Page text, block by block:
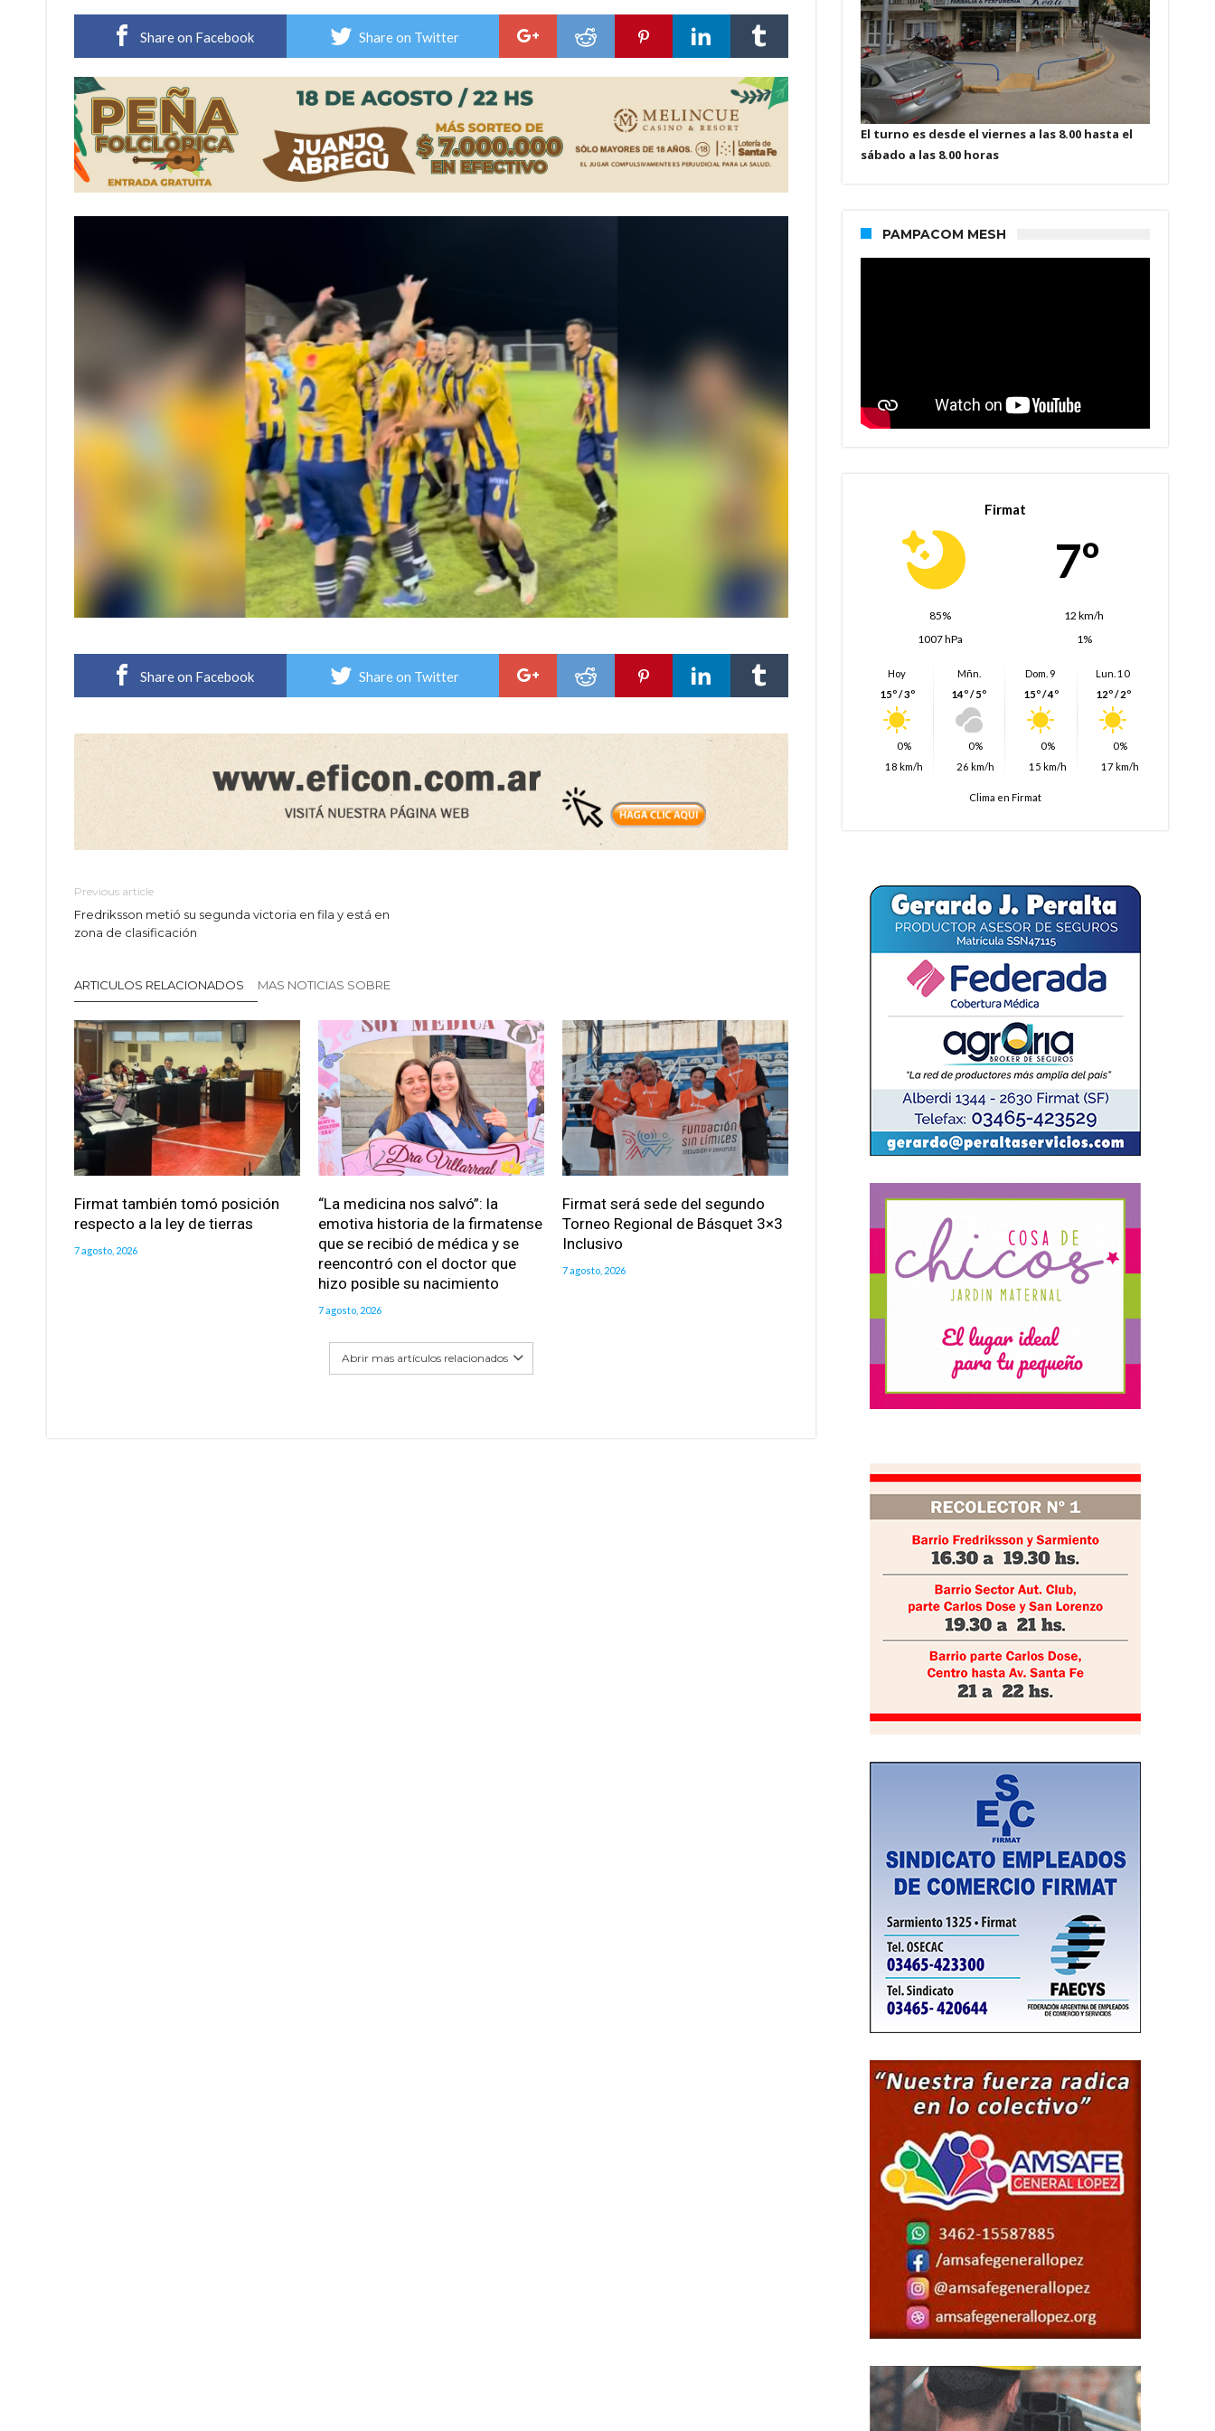
Share on Facebook Share on Twitter
Share on Facebook Share on Twitter
Previous article
Fredriksson metió su segunda victoria en fila y está en
zona de clasificación
ARTICULOS RELACIONADOS MAS NOTICIAS SOBRE
Firmat también tomó posición
respecto a la ley de tierras
7 agosto, 2026
“La medicina nos salvó”: la
emotiva historia de la firmatense
que se recibió de médica y se
reencontró con el doctor que
hizo posible su nacimiento
7 agosto, 2026
Firmat será sede del segundo
Torneo Regional de Básquet 3×3
Inclusivo
7 agosto, 2026
Abrir mas artículos relacionados
El turno es desde el viernes a las 8.00 hasta el
sábado a las 8.00 horas
PAMPACOM MESH
Firmat
7º
85%
12 km/h
1007 hPa
1%
Hoy
15º / 3º
0%
18 km/h
Mñn.
14º / 5º
0%
26 km/h
Dom. 9
15º / 4º
0%
15 km/h
Lun. 10
12º / 2º
0%
17 km/h
Clima en Firmat